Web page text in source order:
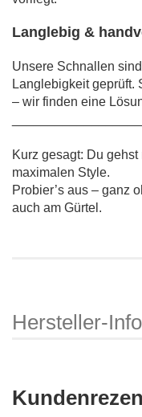
Langlebig &
Unsere Schnallen
Langlebigkeit geprüft.
– wir finden eine
Kurz gesagt: Du
maximalen Style.
Probier’s aus – ganz
auch am Gürtel.
Hersteller-Info